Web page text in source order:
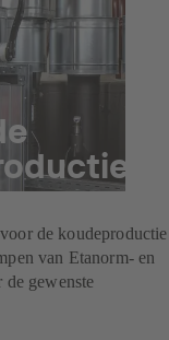
de koudeproductie
van Etanorm- en
gewenste